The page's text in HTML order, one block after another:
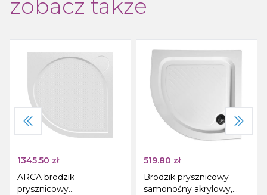
zobacz także
1345.50 zł
ARCA brodzik
prysznicowy
519.80 zł
Brodzik prysznicowy
samonośny akrylowy,